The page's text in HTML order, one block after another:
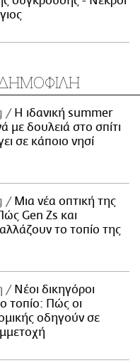
Η ιδανική summer
με δουλειά στο σπίτι
σε κάποιο νησί
Μια νέα οπτική της
Gen Zs και
το τοπίο της
Νέοι δικηγόροι
τοπίο: Πώς οι
οδηγούν σε